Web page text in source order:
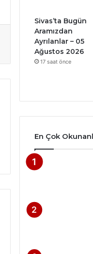
Sivas’ta Bugün
Aramızdan
Ayrılanlar – 05
Ağustos 2026
17 saat önce
En Çok